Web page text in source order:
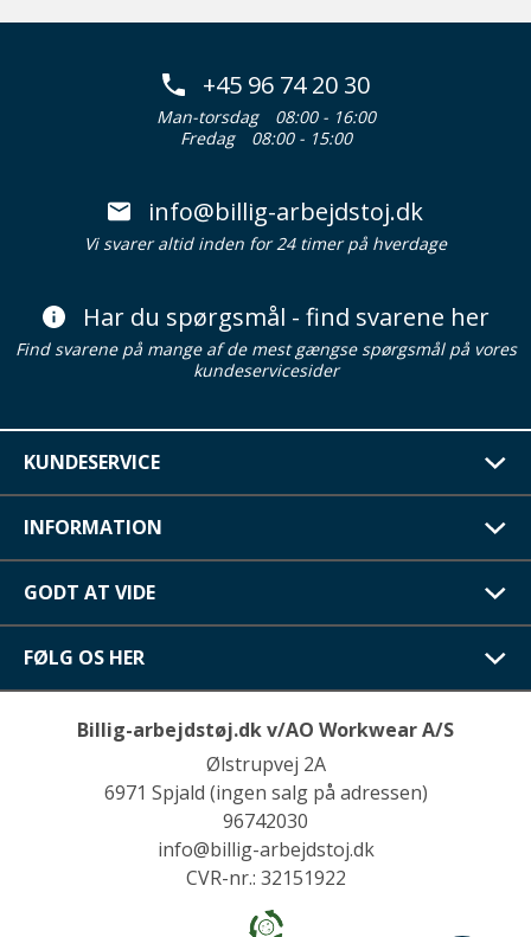
+45 96 74 20 30
Man-torsdag
08:00 - 16:00
Fredag
08:00 - 15:00
info@billig-arbejdstoj.dk
Vi svarer altid inden for 24 timer på hverdage
Har du spørgsmål - find svarene her
Find svarene på mange af de mest gængse spørgsmål på vores
kundeservicesider
KUNDESERVICE
INFORMATION
GODT AT VIDE
FØLG OS HER
Billig-arbejdstøj.dk v/AO Workwear A/S
Ølstrupvej 2A
6971 Spjald (ingen salg på adressen)
96742030
info@billig-arbejdstoj.dk
CVR-nr.: 32151922